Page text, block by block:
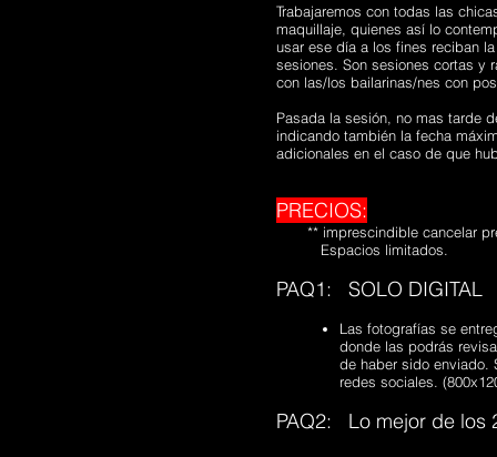
Trabajaremos con todas las
maquillaje, quienes así lo
usar ese día a los fines reciban
sesiones. Son sesiones cortas y
con las/los bailarinas/nes con
Pasada la sesión, no mas tarde
indicando también la fecha
adicionales en el caso de que
PRECIOS:
** imprescindible cancelar
Espacios limitados.
PAQ1:
Las fotografías se
donde las podrás
de haber sido enviado.
redes sociales.
PAQ2: Lo mejor de